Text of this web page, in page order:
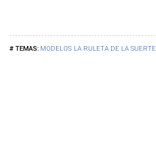
MODELOS LA RULETA DE LA SUERTE